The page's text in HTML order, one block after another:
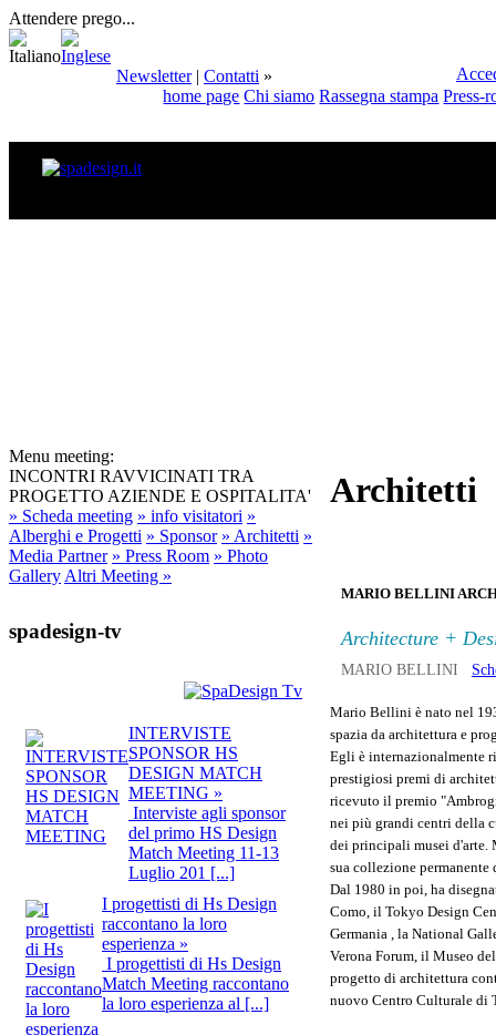
Attendere prego...
Newsletter| Contatti »
home page Chi siamo Rassegna stampa Press-
Menu meeting:
INCONTRI RAVVICINATI TRA
PROGETTO AZIENDE E OSPITALITA'
» Scheda meeting » info visitatori »
Alberghi e Progetti » Sponsor » Architetti »
Media Partner » Press Room » Photo
Gallery Altri Meeting »
spadesign-tv
INTERVISTE
SPONSOR HS
DESIGN MATCH
MEETING »
Interviste agli sponsor
del primo HS Design
Match Meeting 11-13
Luglio 201 [...]
I progettisti di Hs Design
raccontano la loro
esperienza »
I progettisti di Hs Design
Match Meeting raccontano
la loro esperienza al [...]
Architetti
MARIO BELLINI
Architecture +
MARIO BELLINI
Mario Bellini è nato nel
spazia da architettura e
Egli è internazionalmente
prestigiosi premi di
ricevuto il premio
nei più grandi centri della
dei principali musei d'arte.
sua collezione
Dal 1980 in poi, ha
Como, il Tokyo Design
Germania , la National
Verona Forum, il Museo
progetto di architettura
nuovo Centro Culturale di